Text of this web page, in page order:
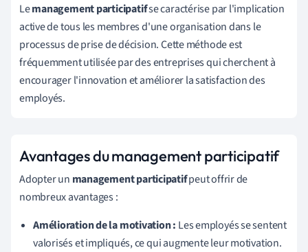
Lemanagement participatifse caractérise par l'implication
active de tous les membres d'une organisation dans le
processus de prise de décision. Cette méthode est
fréquemment utilisée par des entreprises qui cherchent à
encourager l'innovation et améliorer la satisfaction des
employés.
Avantages du management participatif
Adopter un management participatifpeut offrir de
nombreux avantages :
Amélioration de la motivation : Les employés se sentent
valorisés et impliqués, ce qui augmente leur motivation.